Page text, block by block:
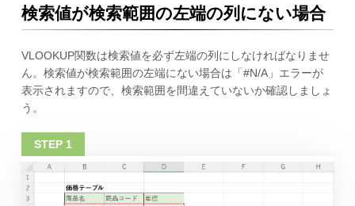
検索値が検索範囲の左端の列にない場合
VLOOKUP関数は検索値を必ず左端の列にしなければなりませ
ん。検索値が検索範囲の左端にない場合は「#N/A」エラーが
表示されますので、検索範囲を間違えていないか確認しましょ
う。